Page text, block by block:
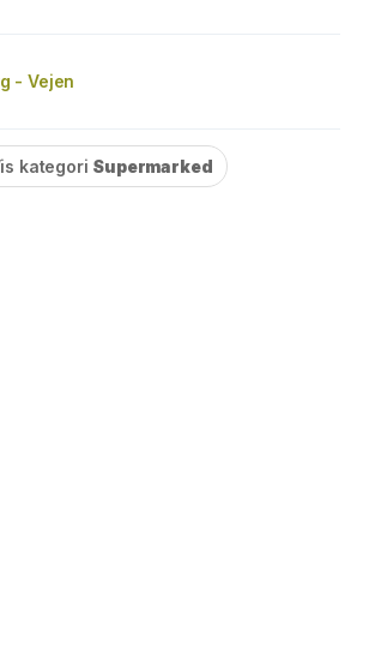
- Vejen
kategori Supermarked